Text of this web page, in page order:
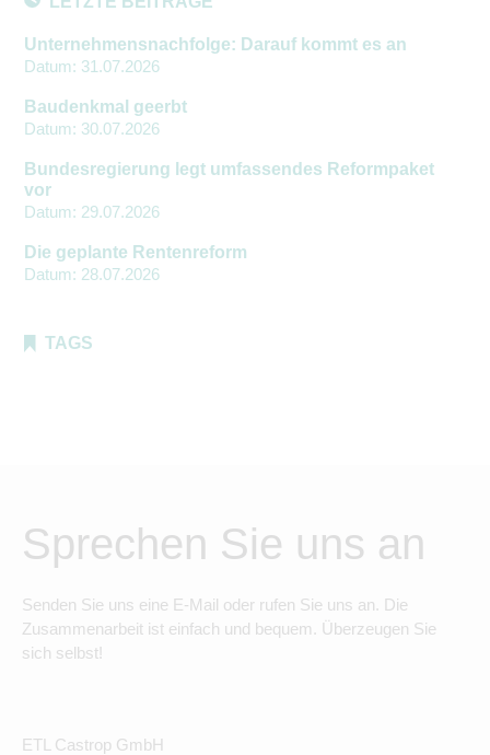
Unternehmensnachfolge: Darauf kommt es an
Datum: 31.07.2026
Baudenkmal geerbt
Datum: 30.07.2026
Bundesregierung legt umfassendes Reformpaket
vor
Datum: 29.07.2026
Die geplante Rentenreform
Datum: 28.07.2026
TAGS
Sprechen Sie uns an
Senden Sie uns eine E-Mail oder rufen Sie uns an. Die
Zusammenarbeit ist einfach und bequem. Überzeugen Sie
sich selbst!
ETL Castrop GmbH